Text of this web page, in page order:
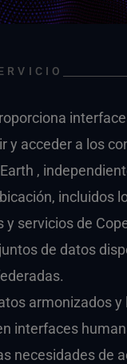
y acceder a los
,
incluidos
y servicios de
de datos
armonizados y
interfaces
necesidades de